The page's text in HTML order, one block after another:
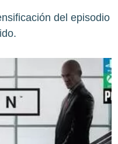
del episodio